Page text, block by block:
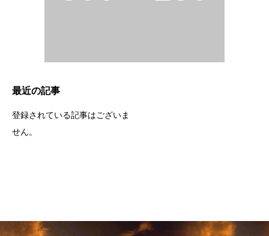
最近の記事
登録されている記事はございま
せん。